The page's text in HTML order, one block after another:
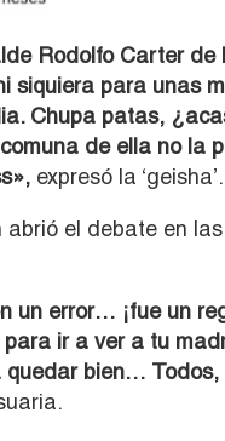
Rodolfo Carter
siquiera para unas
Chupa patas,
de ella no la
expresó la ‘geisha’.
abrió el debate en
un error… ¡fue un
ir a ver a tu
quedar bien…